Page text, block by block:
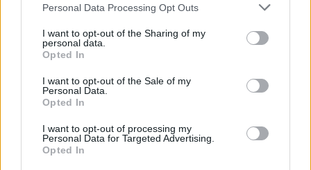
Please note that this website/app uses one or more Google
not limited to your visit or usage behaviour. You may click to
grant or deny consent to Google and its third-party tags to
use your data for below specified purposes in below Google
consent section.
Personal Data Processing Opt Outs
I want to opt-out of the Sharing of my
personal data.
Opted In
I want to opt-out of the Sale of my
Personal Data.
Opted In
I want to opt-out of processing my
Personal Data for Targeted Advertising.
Opted In